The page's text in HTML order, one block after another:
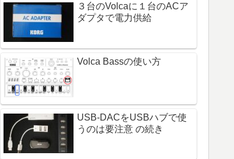
３台のVolcaに１台のACア
ダプタで電力供給
Volca Bassの使い方
USB-DACをUSBハブで使
うのは要注意 の続き